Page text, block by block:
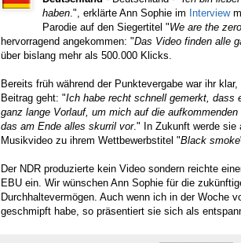
haben .", erklärte Ann Sophie im Interview
Parodie auf den Siegertitel "We are the
hervorragend angekommen: "Das Video finden alle
über bislang mehr als 500.000 Klicks.
Bereits früh während der Punktevergabe war ihr
Beitrag geht: "Ich habe recht schnell gemerkt, dass
ganz lange Vorlauf, um mich auf die
das am Ende alles skurril vor." In Zukunft werde sie
Musikvideo zu ihrem Wettbewerbstitel "Black smoke
Der NDR produzierte kein Video sondern reichte
EBU ein. Wir wünschen Ann Sophie für die
Durchhaltevermögen. Auch wenn ich in der Woche
geschmipft habe, so präsentiert sie sich als